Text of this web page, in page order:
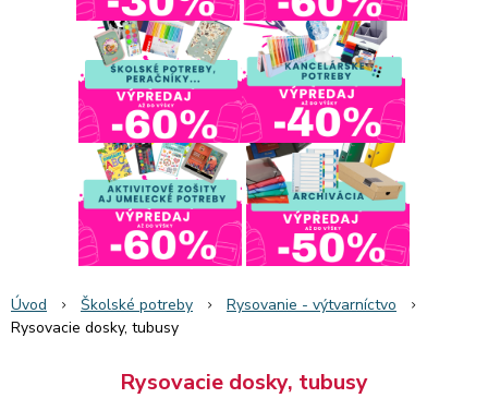
Úvod Školské potreby
Rysovanie - výtvarníctvo
Rysovacie dosky, tubusy
Rysovacie dosky, tubusy